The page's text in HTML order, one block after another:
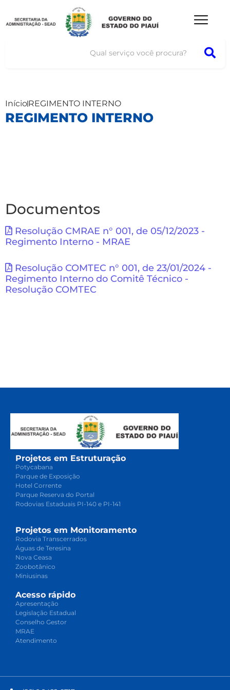
InícioREGIMENTO INTERNO
REGIMENTO INTERNO
Documentos
Resolução CMRAE n° 001, de 05/12/2023 -
Regimento Interno - MRAE
Resolução COMTEC n° 001, de 23/01/2024 -
Regimento Interno do Comitê Técnico -
Resolução COMTEC
Projetos em Estruturação
Potycabana
Parque de Exposição
Hotel Corrente
Parque Reserva do Portal
Rodovias Estaduais PI-140 e PI-141
Projetos em Monitoramento
Rodovia Transcerrados
Águas de Teresina
Nova Ceasa
Zoobotânico
Miniusinas
Acesso rápido
Apresentação
Legislação Estadual
Conselho Gestor
MRAE
Atendimento